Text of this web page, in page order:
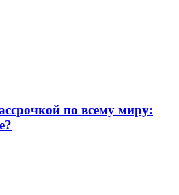
по всему миру: